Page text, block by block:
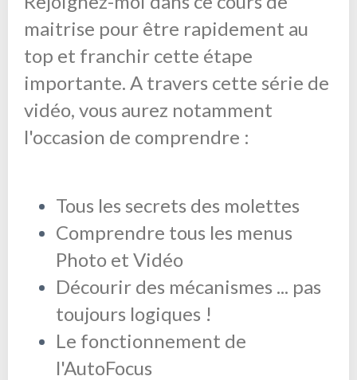
maitrise pour être rapidement au
top et franchir cette étape
importante. A travers cette série de
vidéo, vous aurez notamment
l'occasion de comprendre :
Tous les secrets des molettes
Comprendre tous les menus
Photo et Vidéo
Décourir des mécanismes ... pas
toujours logiques !
Le fonctionnement de
l'AutoFocus